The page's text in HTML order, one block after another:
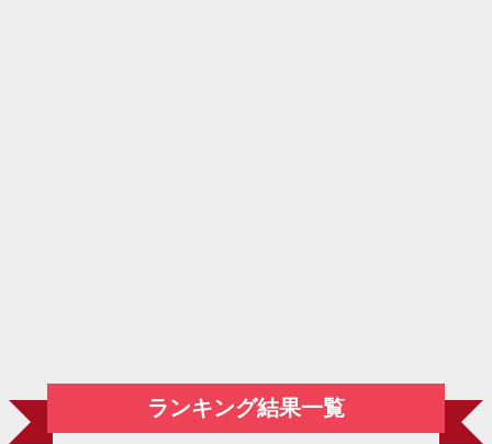
ランキング結果一覧